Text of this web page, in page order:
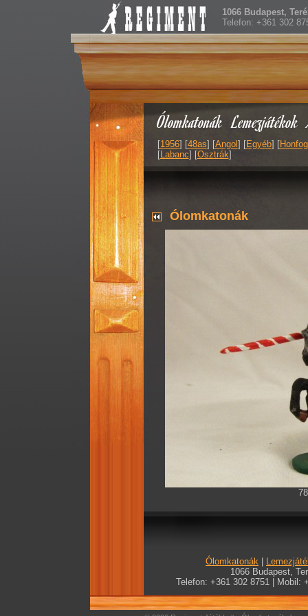
Ólomkatonák Lemezjátékok
1066 Budapest,
Telefon: +361 302
[1956] [48as] [Angol ] [Egyéb] [
[Labanc] [Osztrák]
Ólomkatonák
Ólomkatonák
1066 Budapest,
Telefon: +361 302 8751 | Mobil: